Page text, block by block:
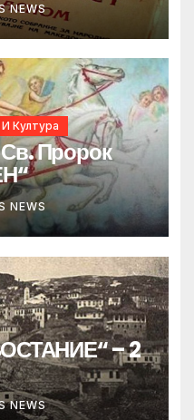
NEWS
Култура
Св. Пророк
NEWS
– 2
NEWS